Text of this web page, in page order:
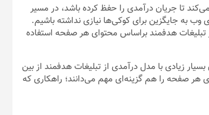
تا جریان درآمدی را حفظ کرده باشد، در مسیر
وب به جایگزین برای کوکی‌ها نیازی نداشته باشیم.
هدفمند براساس محتوای هر صفحه استفاده
زیادی با مدل درآمدی از تبلیغات هدفمند از بین
هر صفحه را هم گزینه‌ای مهم می‌دانند؛ راهکاری که